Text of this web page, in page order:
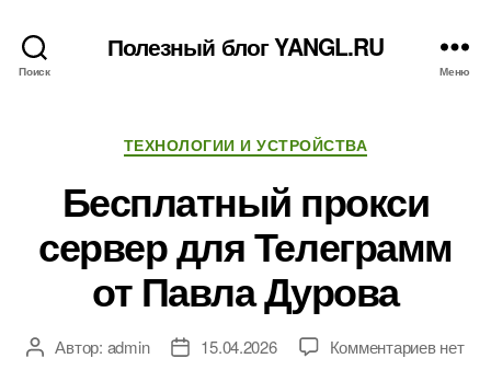
Поиск
Полезный блог YANGL.RU
Меню
Рубрики
ТЕХНОЛОГИИ И УСТРОЙСТВА
Бесплатный прокси
сервер для Телеграмм
от Павла Дурова
АвторАвтор: admin
Дата15.04.2026 Комментариевк
нет